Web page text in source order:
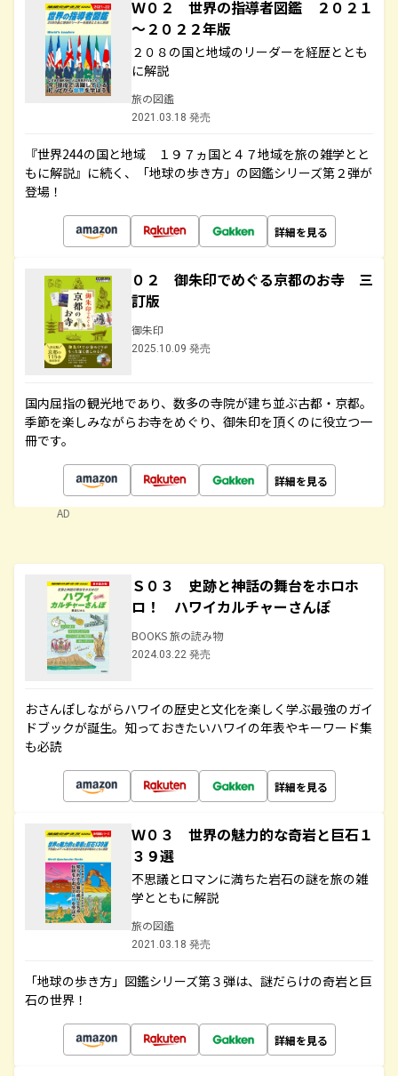
Ｗ０２ 世界の指導者図鑑 ２０２１
～２０２２年版
２０８の国と地域のリーダーを経歴ととも
に解説
旅の図鑑
2021.03.18 発売
『世界244の国と地域 １９７ヵ国と４７地域を旅の雑学とと
もに解説』に続く、「地球の歩き方」の図鑑シリーズ第２弾が
登場！
詳細を見る
０２ 御朱印でめぐる京都のお寺 三
訂版
御朱印
2025.10.09 発売
国内屈指の観光地であり、数多の寺院が建ち並ぶ古都・京都。
季節を楽しみながらお寺をめぐり、御朱印を頂くのに役立つ一
冊です。
詳細を見る
AD
Ｓ０３ 史跡と神話の舞台をホロホ
ロ！ ハワイカルチャーさんぽ
BOOKS 旅の読み物
2024.03.22 発売
おさんぽしながらハワイの歴史と文化を楽しく学ぶ最強のガイ
ドブックが誕生。知っておきたいハワイの年表やキーワード集
も必読
詳細を見る
Ｗ０３ 世界の魅力的な奇岩と巨石１
３９選
不思議とロマンに満ちた岩石の謎を旅の雑
学とともに解説
旅の図鑑
2021.03.18 発売
「地球の歩き方」図鑑シリーズ第３弾は、謎だらけの奇岩と巨
石の世界！
詳細を見る